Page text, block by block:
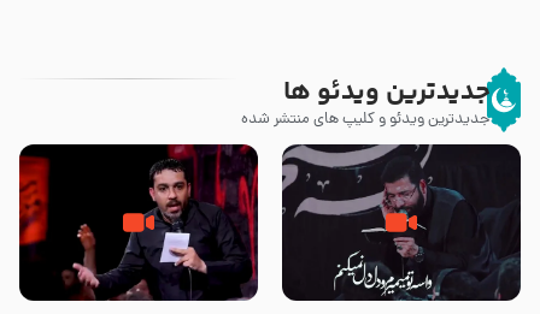
جدیدترین ویدئو ها
جدیدترین ویدئو و کلیپ های منتشر شده
مصداق کربلا – حاج حسین سیب
سرخی
شور ، حسینا! به‌ حق زهرا «أُنْظُرْ
إِلَینا» – عزاداری شب هفتم ماه